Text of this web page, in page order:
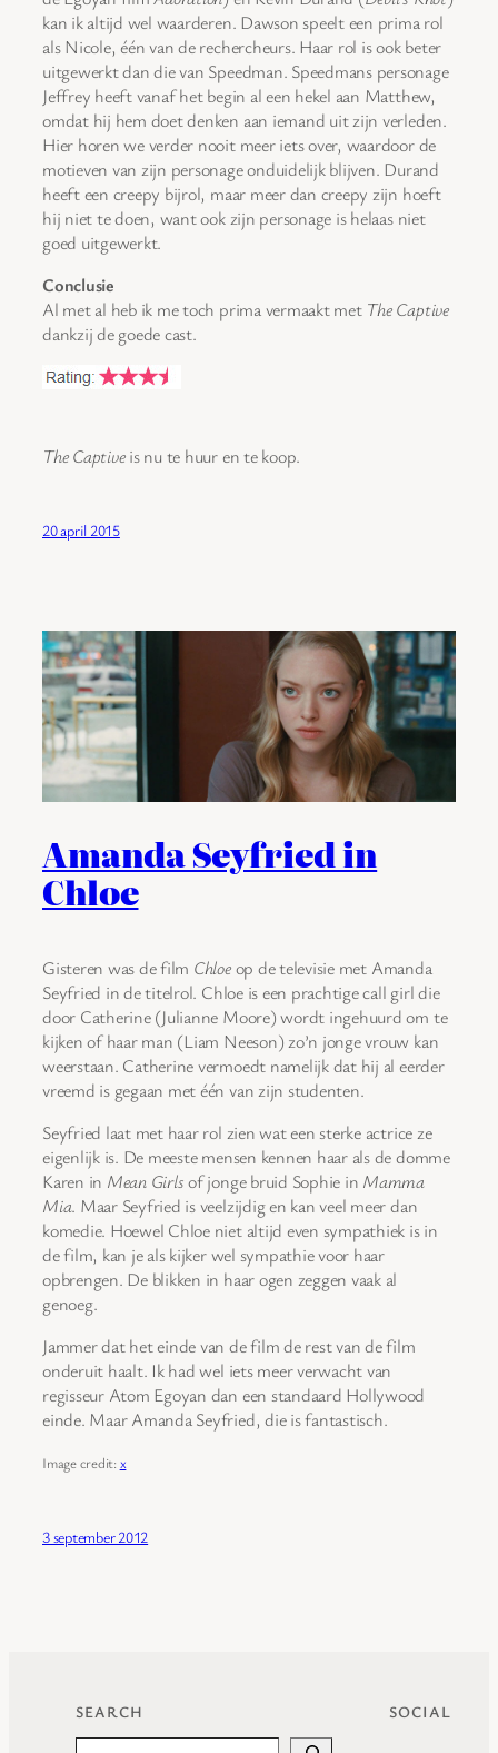
kan ik altijd wel waarderen. Dawson speelt een prima rol
als Nicole, één van de rechercheurs. Haar rol is ook beter
uitgewerkt dan die van Speedman. Speedmans personage
Jeffrey heeft vanaf het begin al een hekel aan Matthew,
omdat hij hem doet denken aan iemand uit zijn verleden.
Hier horen we verder nooit meer iets over, waardoor de
motieven van zijn personage onduidelijk blijven. Durand
heeft een creepy bijrol, maar meer dan creepy zijn hoeft
hij niet te doen, want ook zijn personage is helaas niet
goed uitgewerkt.
Conclusie
Al met al heb ik me toch prima vermaakt met The Captive
dankzij de goede cast.
The Captiveis nu te huur en te koop.
20 april 2015
Amanda Seyfried in
Chloe
Gisteren was de film Chloeop de televisie met Amanda
Seyfried in de titelrol. Chloe is een prachtige call girl die
door Catherine (Julianne Moore) wordt ingehuurd om te
kijken of haar man (Liam Neeson) zo’n jonge vrouw kan
weerstaan. Catherine vermoedt namelijk dat hij al eerder
vreemd is gegaan met één van zijn studenten.
Seyfried laat met haar rol zien wat een sterke actrice ze
eigenlijk is. De meeste mensen kennen haar als de domme
Karen in Mean Girlsof jonge bruid Sophie in Mamma
Mia. Maar Seyfried is veelzijdig en kan veel meer dan
komedie. Hoewel Chloe niet altijd even sympathiek is in
de film, kan je als kijker wel sympathie voor haar
opbrengen. De blikken in haar ogen zeggen vaak al
genoeg.
Jammer dat het einde van de film de rest van de film
onderuit haalt. Ik had wel iets meer verwacht van
regisseur Atom Egoyan dan een standaard Hollywood
einde. Maar Amanda Seyfried, die is fantastisch.
Image credit: x
3 september 2012
SEARCH SOCIAL